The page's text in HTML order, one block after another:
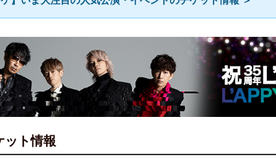
ット情報